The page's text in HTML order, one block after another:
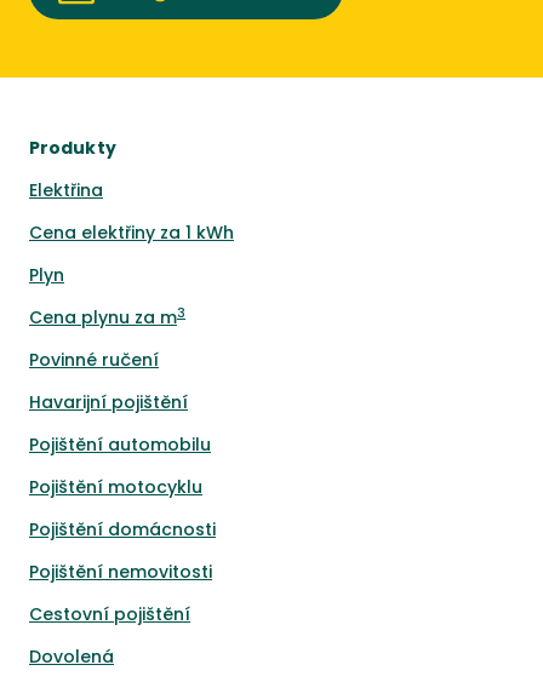
Produkty
Elektřina
Cena elektřiny za 1 kWh
Plyn
Cena plynu za m3
Povinné ručení
Havarijní pojištění
Pojištění automobilu
Pojištění motocyklu
Pojištění domácnosti
Pojištění nemovitosti
Cestovní pojištění
Dovolená